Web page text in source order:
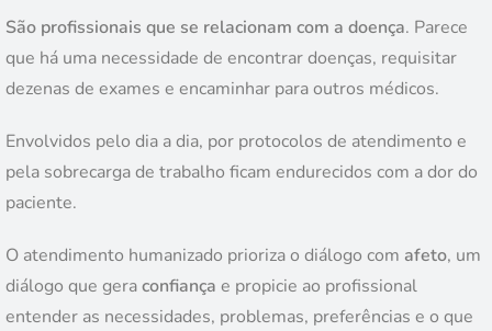
São profissionais que se relacionam com a doença. Parece
que há uma necessidade de encontrar doenças, requisitar
dezenas de exames e encaminhar para outros médicos.
Envolvidos pelo dia a dia, por protocolos de atendimento e
pela sobrecarga de trabalho ficam endurecidos com a dor do
paciente.
O atendimento humanizado prioriza o diálogo com afeto, um
diálogo que geraconfiança e propicie ao profissional
entender as necessidades, problemas, preferências e o que